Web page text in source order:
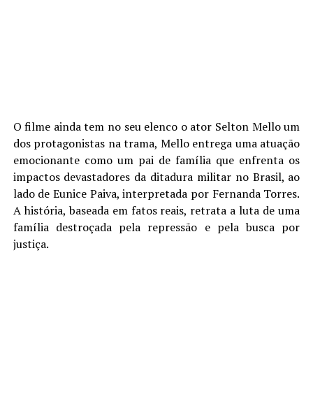
O filme ainda tem no seu elenco o ator Selton Mello um
dos protagonistas na trama, Mello entrega uma atuação
emocionante como um pai de família que enfrenta os
impactos devastadores da ditadura militar no Brasil, ao
lado de Eunice Paiva, interpretada por Fernanda Torres.
A história, baseada em fatos reais, retrata a luta de uma
família destroçada pela repressão e pela busca por
justiça.